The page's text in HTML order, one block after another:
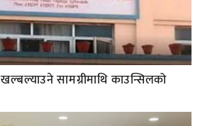
सामग्रीमाथि काउन्सिलको